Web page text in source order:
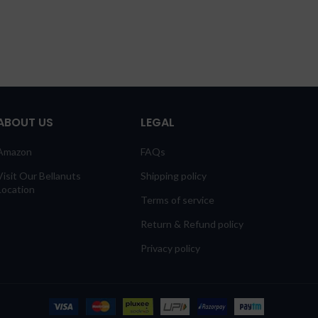
US
Our Bellanuts
LEGAL
FAQs
Shipping policy
Terms of service
Return & Refund policy
Privacy policy